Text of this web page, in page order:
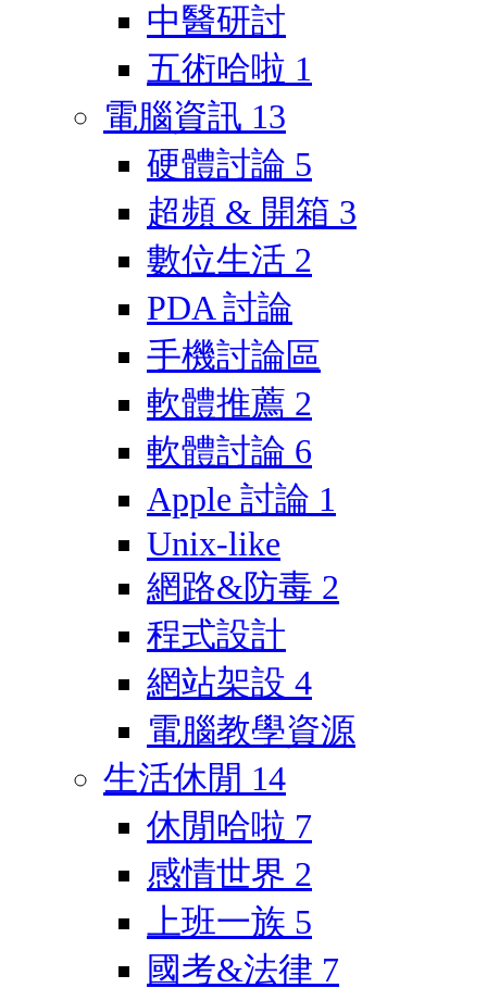
中醫研討
五術哈啦 1
電腦資訊 13
硬體討論 5
超頻 & 開箱 3
數位生活 2
PDA 討論
手機討論區
軟體推薦 2
軟體討論 6
Apple 討論 1
Unix-like
網路&防毒 2
程式設計
網站架設 4
電腦教學資源
生活休閒 14
休閒哈啦 7
感情世界 2
上班一族 5
國考&法律 7